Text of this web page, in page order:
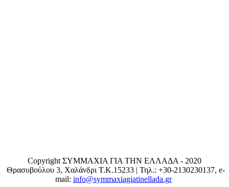
Copyright ΣΥΜΜΑΧΙΑ ΓΙΑ ΤΗΝ ΕΛΛΑΔΑ - 2020
Θρασυβούλου 3, Χαλάνδρι T.K.15233 | Τηλ.: +30-2130230137, e-
mail: info@symmaxiagiatinellada.gr